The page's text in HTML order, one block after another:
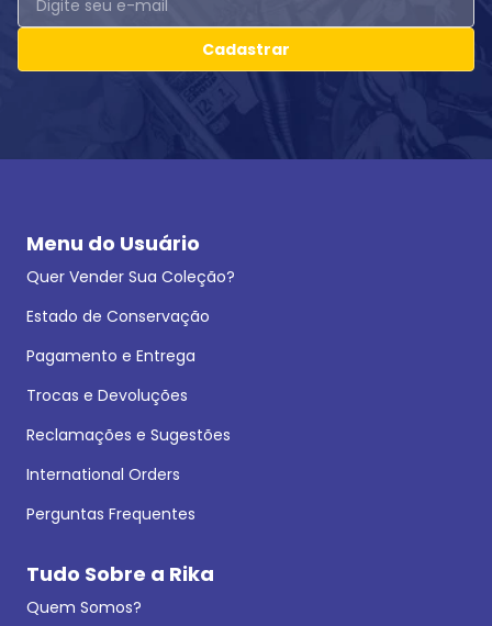
Cadastrar
Menu do Usuário
Quer Vender Sua Coleção?
Estado de Conservação
Pagamento e Entrega
Trocas e Devoluções
Reclamações e Sugestões
International Orders
Perguntas Frequentes
Tudo Sobre a Rika
Quem Somos?